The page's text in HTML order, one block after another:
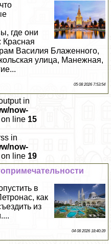
где они
Красная
Василия Блаженного,
улица, Манежная,
05 08 2026 7:53:54
in
now-
on line 15
in
now-
on line 19
в
как
из
04 08 2026 18:40:39